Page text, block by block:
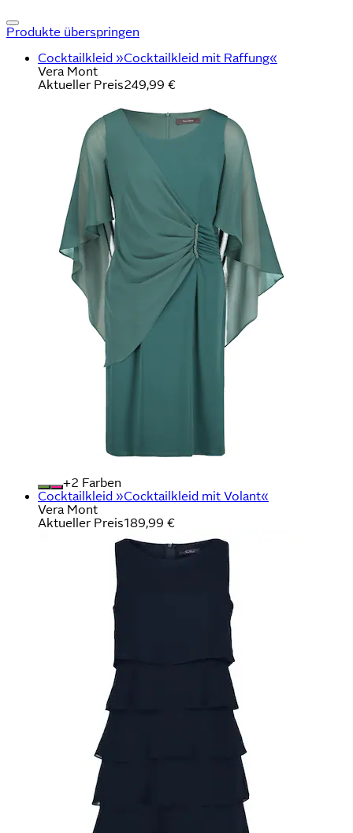
Produkte überspringen
Cocktailkleid »Cocktailkleid mit Raffung«
Vera Mont
Aktueller Preis249,99 €
+
Farben
Cocktailkleid »Cocktailkleid mit Volant«
Vera Mont
Aktueller Preis189,99 €